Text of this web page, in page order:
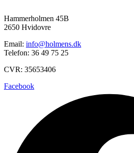
Hammerholmen 45B
2650 Hvidovre
Email: info@holmens.dk
Telefon: 36 49 75 25
CVR: 35653406
Facebook